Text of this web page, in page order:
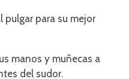
pulgar para su mejor
manos y muñecas a
del sudor.